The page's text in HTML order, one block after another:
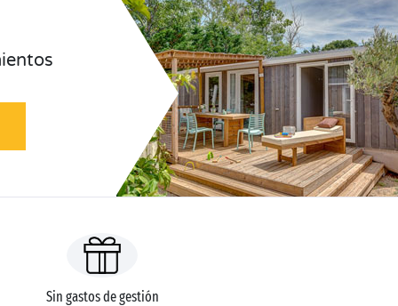
Sin gastos de gestión